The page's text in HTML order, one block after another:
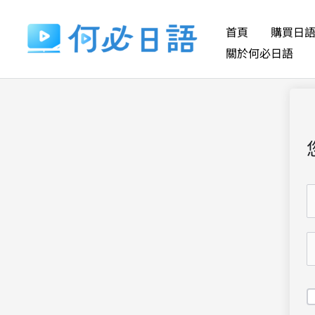
要
首頁 購買日
關於何必日語